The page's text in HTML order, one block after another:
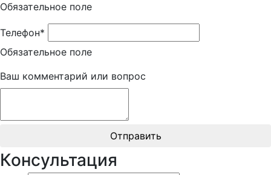
Обязательное поле
Телефон*
Обязательное поле
Ваш комментарий или вопрос
Отправить
Консультация